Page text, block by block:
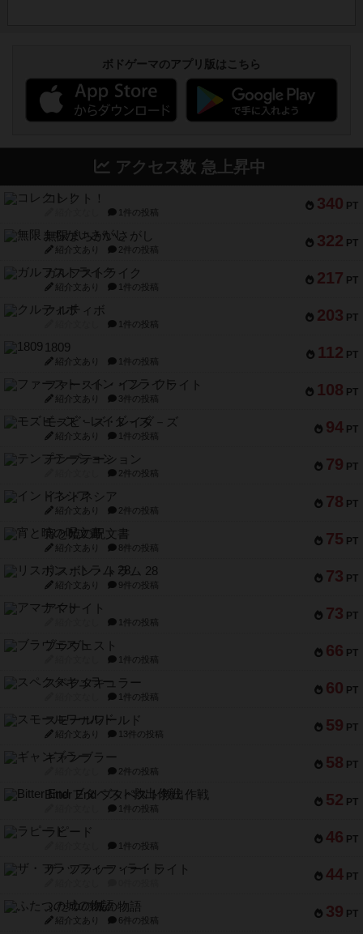
ボドゲーマのアプリ版はこちら
アクセス数 急上昇中
340 PT
コレクト！
1件の投稿
322 PT
無限まちがいさがし
紹介文あり 2件の投稿
217 PT
ガルフストライク
紹介文あり 1件の投稿
203 PT
クルティボ
1件の投稿
112 PT
1809
紹介文あり 1件の投稿
108 PT
ファースト・イン・フライト
紹介文あり 3件の投稿
94 PT
モズビ－ズ・レイダ－ズ
紹介文あり 1件の投稿
79 PT
テンプテーション
2件の投稿
78 PT
インドネシア
紹介文あり 2件の投稿
75 PT
宵と暁の呪文書
紹介文あり 8件の投稿
73 PT
リスボン・トラム 28
紹介文あり 9件の投稿
73 PT
アマナイト
1件の投稿
66 PT
ブラヴェスト
1件の投稿
60 PT
スペクタキュラー
1件の投稿
59 PT
スモールワールド
紹介文あり 13件の投稿
58 PT
ギャンブラー
2件の投稿
52 PT
Bitter End ブタペスト救出作戦
1件の投稿
46 PT
ラピード
1件の投稿
44 PT
ザ・フラッフィー・ライト
39 PT
ふたつの城の物語
紹介文あり 6件の投稿